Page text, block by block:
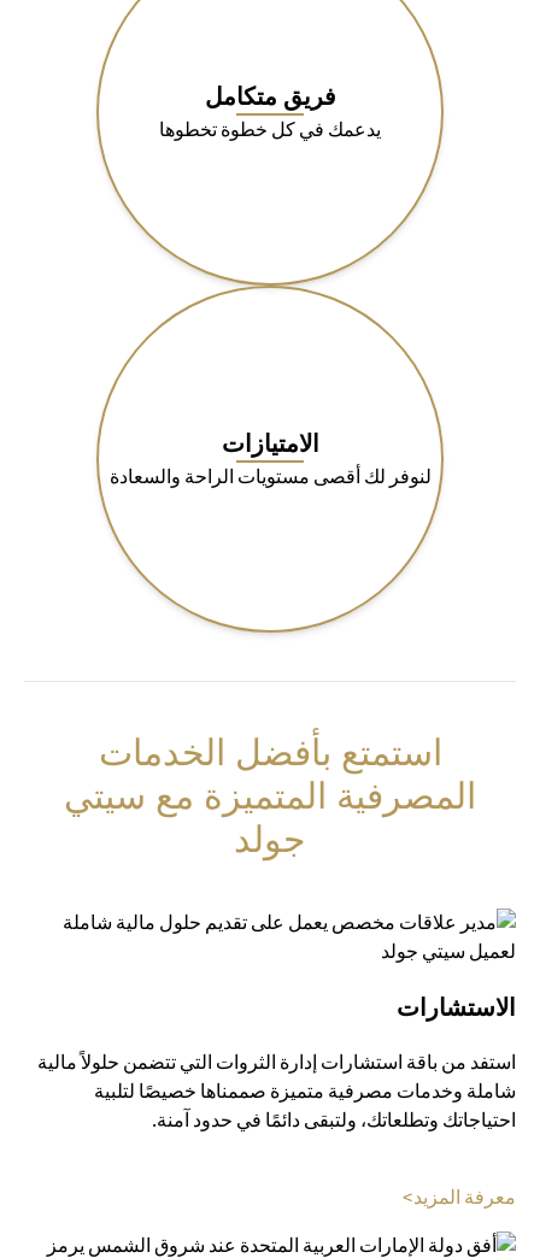
فريق متكامل
يدعمك في كل خطوة تخطوها
الامتيازات
لنوفر لك أقصى مستويات الراحة والسعادة
استمتع بأفضل الخدمات
المصرفية المتميزة مع سيتي
جولد
الاستشارات
استفد من باقة استشارات إدارة الثروات التي تتضمن حلولاً مالية
شاملة وخدمات مصرفية متميزة صممناها خصيصًا لتلبية
احتياجاتك وتطلعاتك، ولتبقى دائمًا في حدود آمنة.
معرفة المزيد>